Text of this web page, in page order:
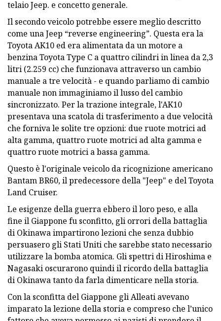
telaio Jeep. e concetto generale.
Il secondo veicolo potrebbe essere meglio descritto
come una Jeep “reverse engineering”. Questa era la
Toyota AK10 ed era alimentata da un motore a
benzina Toyota Type C a quattro cilindri in linea da 2,3
litri (2.259 cc) che funzionava attraverso un cambio
manuale a tre velocità - e quando parliamo di cambio
manuale non immaginiamo il lusso del cambio
sincronizzato. Per la trazione integrale, l'AK10
presentava una scatola di trasferimento a due velocità
che forniva le solite tre opzioni: due ruote motrici ad
alta gamma, quattro ruote motrici ad alta gamma e
quattro ruote motrici a bassa gamma.
Questo è l'originale veicolo da ricognizione americano
Bantam BR60, il predecessore della "Jeep" e del Toyota
Land Cruiser.
Le esigenze della guerra ebbero il loro peso, e alla
fine il Giappone fu sconfitto, gli orrori della battaglia
di Okinawa impartirono lezioni che senza dubbio
persuasero gli Stati Uniti che sarebbe stato necessario
utilizzare la bomba atomica. Gli spettri di Hiroshima e
Nagasaki oscurarono quindi il ricordo della battaglia
di Okinawa tanto da farla dimenticare nella storia.
Con la sconfitta del Giappone gli Alleati avevano
imparato la lezione della storia e compreso che l’unico